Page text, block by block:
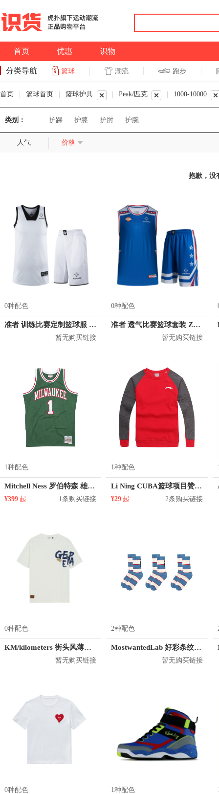
首页 优惠 识物
分类导航 篮球 潮流 跑步
首页 篮球首页 篮球护具 Peak/匹克 1000-10000
类别： 护踝 护膝 护肘 护腕
人气 价格
抱歉，没
0种配色
准者 训练比赛定制篮球服 Z17110105
暂无购买链接
0种配色
准者 透气比赛篮球套装 Z118210177
暂无购买链接
1种配色
Mitchell Ness 罗伯特森 雄鹿队 1号球衣
¥399 起 1条购买链接
1种配色
Li Ning CUBA篮球项目赞助男子圆领套头卫衣 AWDJD43
¥29 起 2条购买链接
0种配色
KM/kilometers 街头风薄款印花短袖T恤 男女同款 M2X2108248
暂无购买链接
2种配色
MostwantedLab 好彩条纹袜子套装 MWL
暂无购买链接
0种配色 1种配色